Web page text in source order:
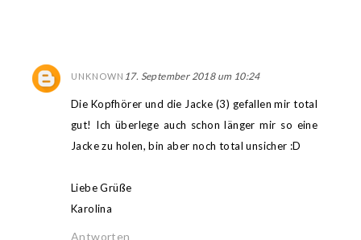
UNKNOWN 17. September 2018 um 10:24
Die Kopfhörer und die Jacke (3) gefallen mir total
gut! Ich überlege auch schon länger mir so eine
Jacke zu holen, bin aber noch total unsicher :D
Liebe Grüße
Karolina
Antworten